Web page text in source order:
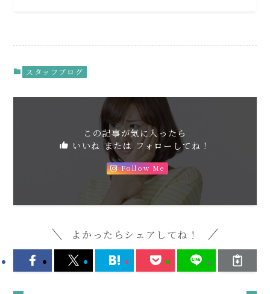
スタッフブログ
この記事が気に入ったら
いいね または フォローしてね！
Follow Me
よかったらシェアしてね！